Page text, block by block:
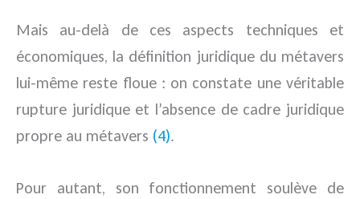
Mais au-delà de ces aspects techniques et
économiques, la définition juridique du métavers
lui-même reste floue : on constate une véritable
rupture juridique et l’absence de cadre juridique
propre au métavers (4).
Pour autant, son fonctionnement soulève de